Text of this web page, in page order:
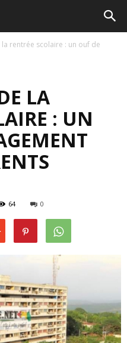
rentrée scolaire : un ouf de
LA
: UN
64 0